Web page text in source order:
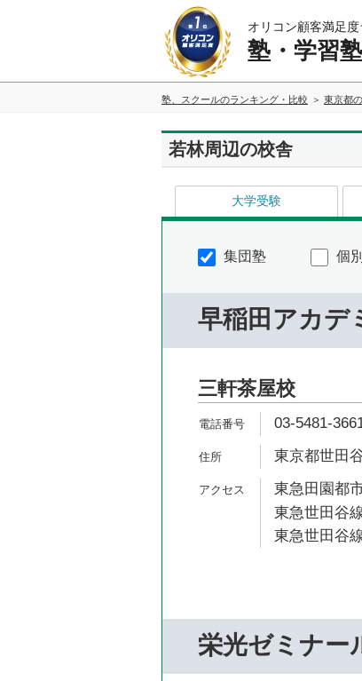
オリコン顧客満足
塾・学習
塾、スクールのランキング・比較 東京都
若林周辺の校舎
大学受験
集団塾 個
早稲田アカデ
三軒茶屋校
03-5481-
東京都世田
東急田園都
東急世田谷
東急世田谷
栄光ゼミナー